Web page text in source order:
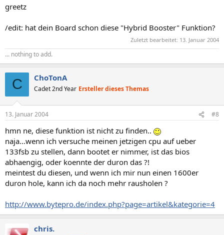
greetz
/edit: hat dein Board schon diese "Hybrid Booster" Funktion?
Zuletzt bearbeitet: 13. Januar 2004
... nothing to add.
C ChoTonA
Cadet 2nd Year Ersteller dieses Themas
13. Januar 2004 #8
hmn ne, diese funktion ist nicht zu finden..
naja...wenn ich versuche meinen jetzigen cpu auf ueber
133fsb zu stellen, dann bootet er nimmer, ist das bios
abhaengig, oder koennte der duron das ?!
meintest du diesen, und wenn ich mir nun einen 1600er
duron hole, kann ich da noch mehr rausholen ?
http://www.bytepro.de/index.php?page=artikel&kategorie=4
chris.